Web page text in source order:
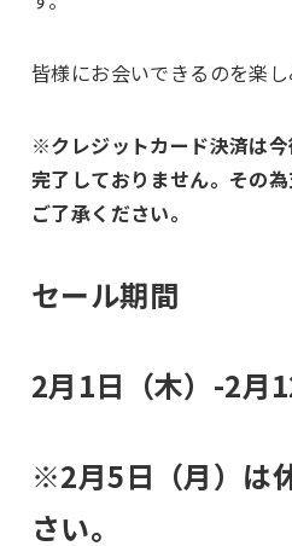
皆様にお会いできるのを楽
※クレジットカード決済は
完了しておりません。その
ご了承ください。
セール期間
2月1日（木）-2月
※2月5日（月）は
さい。